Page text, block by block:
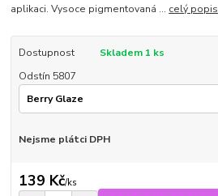
aplikaci. Vysoce pigmentovaná ... celý popis
Dostupnost
Skladem 1 ks
Odstín 5807
Nejsme plátci DPH
139 Kč/ks